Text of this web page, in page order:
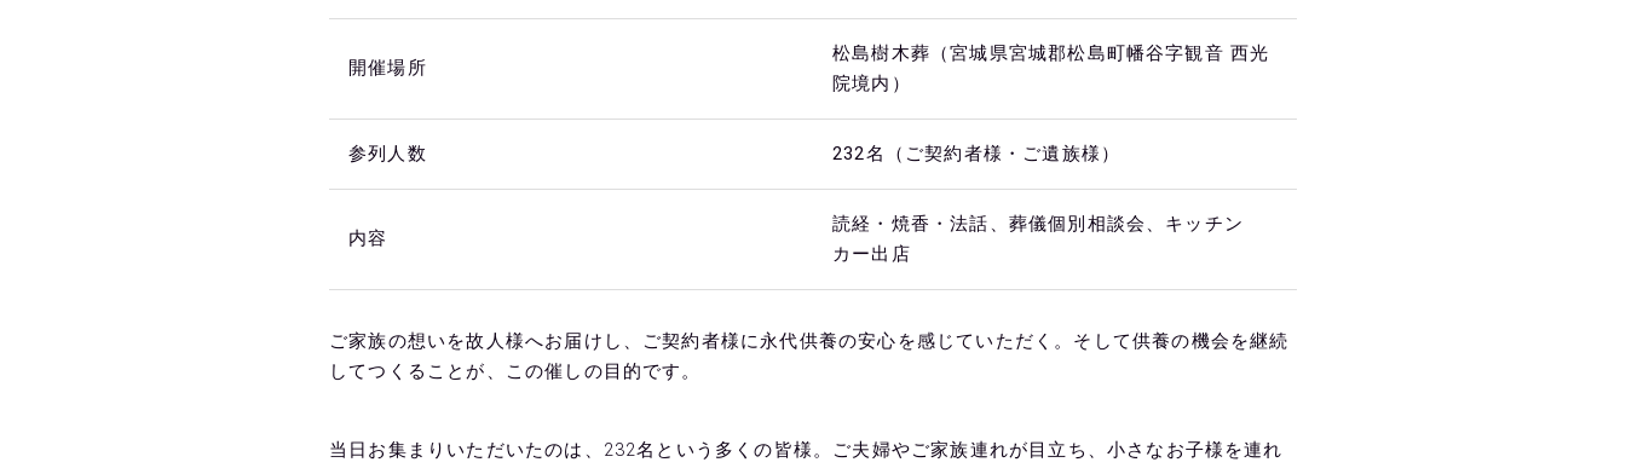
開催場所
松島樹木葬（宮城県宮城郡松島町幡谷字観音 西光
院境内）
参列人数 232名（ご契約者様・ご遺族様）
内容
読経・焼香・法話、葬儀個別相談会、キッチン
カー出店
ご家族の想いを故人様へお届けし、ご契約者様に永代供養の安心を感じていただく。そして供養の機会を継続
してつくることが、この催しの目的です。
当日お集まりいただいたのは、232名という多くの皆様。ご夫婦やご家族連れが目立ち、小さなお子様を連れ